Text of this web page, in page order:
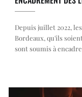
Depuis juillet 2022,
Bordeaux, qu'ils
sont soumis à